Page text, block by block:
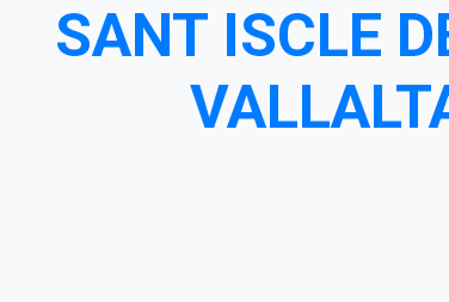
SANT ISCLE